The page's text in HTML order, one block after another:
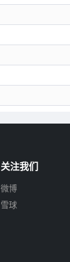
关注我们
微博
雪球